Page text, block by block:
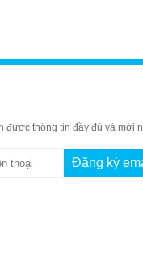
được thông tin đầy đủ và mới